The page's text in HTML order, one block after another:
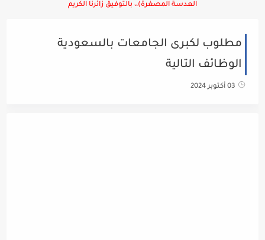
العدسة المصغرة)،، بالتوفيق زائرنا الكريم
مطلوب لكبرى الجامعات بالسعودية
الوظائف التالية
03 أكتوبر 2024